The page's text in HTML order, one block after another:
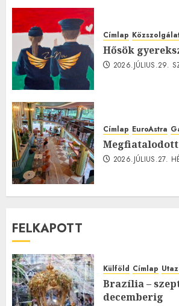
Címlap
Hősök
2026.JÚLIUS.29.
Címlap EuroAstra
Megfiatalodott
2026.JÚLIUS.27.
FELKAPOTT
Külföld Címlap
Brazília –
decemberig